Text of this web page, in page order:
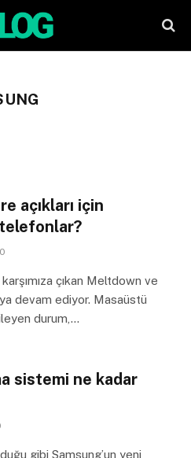
açıkları için
0
çıkan Meltdown ve
devam ediyor. Masaüstü
durum,…
sistemi ne kadar
gibi Samsung’un yeni